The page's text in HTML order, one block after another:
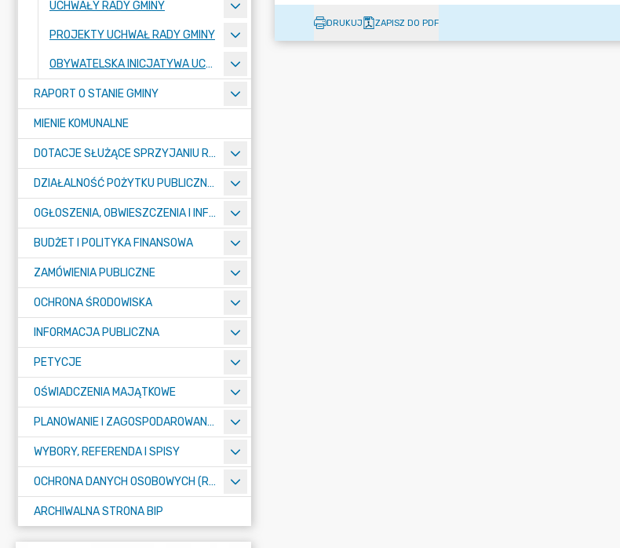
UCHWAŁY RADY GMINY
PROJEKTY UCHWAŁ RADY GMINY
OBYWATELSKA INICJATYWA UCHWAŁODAWCZA
RAPORT O STANIE GMINY
MIENIE KOMUNALNE
DOTACJE SŁUŻĄCE SPRZYJANIU ROZWOJOWI SPORTU
DZIAŁALNOŚĆ POŻYTKU PUBLICZNEGO I POMOC SPOŁECZNA – KONKURSY
OGŁOSZENIA, OBWIESZCZENIA I INFORMACJE
BUDŻET I POLITYKA FINANSOWA
ZAMÓWIENIA PUBLICZNE
OCHRONA ŚRODOWISKA
INFORMACJA PUBLICZNA
PETYCJE
OŚWIADCZENIA MAJĄTKOWE
PLANOWANIE I ZAGOSPODAROWANIE PRZESTRZENNE
WYBORY, REFERENDA I SPISY
OCHRONA DANYCH OSOBOWYCH (RODO)
ARCHIWALNA STRONA BIP
DRUKUJ ZAPISZ DO PDF